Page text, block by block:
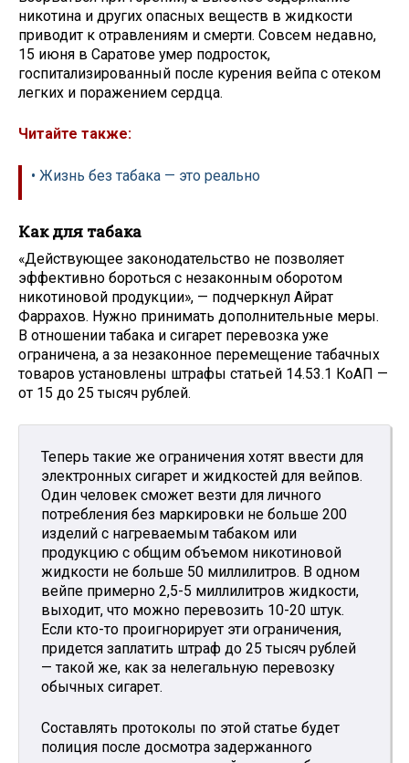
никотина и других опасных веществ в жидкости
приводит к отравлениям и смерти. Совсем недавно,
15 июня в Саратове умер подросток,
госпитализированный после курения вейпа с отеком
легких и поражением сердца.
Читайте также:
• Жизнь без табака — это реально
Как для табака
«Действующее законодательство не позволяет
эффективно бороться с незаконным оборотом
никотиновой продукции», — подчеркнул Айрат
Фаррахов. Нужно принимать дополнительные меры.
В отношении табака и сигарет перевозка уже
ограничена, а за незаконное перемещение табачных
товаров установлены штрафы статьей 14.53.1 КоАП —
от 15 до 25 тысяч рублей.
Теперь такие же ограничения хотят ввести для
электронных сигарет и жидкостей для вейпов.
Один человек сможет везти для личного
потребления без маркировки не больше 200
изделий с нагреваемым табаком или
продукцию с общим объемом никотиновой
жидкости не больше 50 миллилитров. В одном
вейпе примерно 2,5-5 миллилитров жидкости,
выходит, что можно перевозить 10-20 штук.
Если кто-то проигнорирует эти ограничения,
придется заплатить штраф до 25 тысяч рублей
— такой же, как за нелегальную перевозку
обычных сигарет.
Составлять протоколы по этой статье будет
полиция после досмотра задержанного